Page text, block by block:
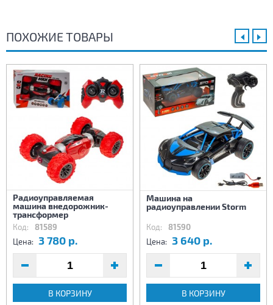
ПОХОЖИЕ ТОВАРЫ
Радиоуправляемая
машина внедорожник-
трансформер
Код: 81589
Цена: 3 780 р.
В КОРЗИНУ
Машина на
радиоуправлении Storm
Код: 81590
Цена: 3 640 р.
В КОРЗИНУ